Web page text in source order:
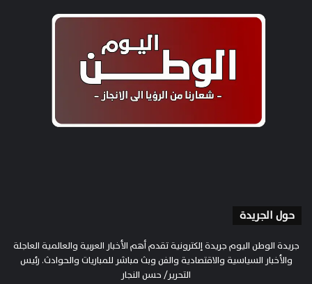
حول الجريدة
جريدة الوطن اليوم جريدة إلكترونية تقدم أهم الأخبار العربية والعالمية العاجلة
والأخبار السياسية والاقتصادية والفن وبث مباشر للمباريات والحوادث. رئيس
التحرير/ حسن النجار